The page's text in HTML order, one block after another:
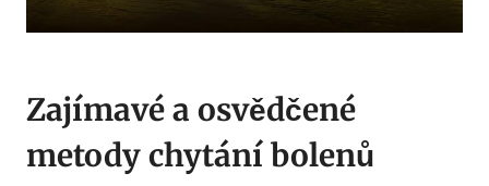
Zajímavé a osvědčené
metody chytání bolenů